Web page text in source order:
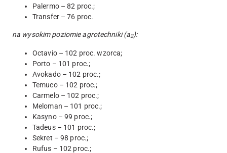
Palermo – 82 proc.;
Transfer – 76 proc.
na wysokim poziomie agrotechniki (a2):
Octavio – 102 proc. wzorca;
Porto – 101 proc.;
Avokado – 102 proc.;
Temuco – 102 proc.;
Carmelo – 102 proc.;
Meloman – 101 proc.;
Kasyno – 99 proc.;
Tadeus – 101 proc.;
Sekret – 98 proc.;
Rufus – 102 proc.;